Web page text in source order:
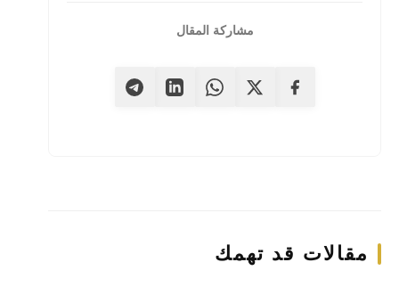
مشاركة المقال
مقالات قد تهمك